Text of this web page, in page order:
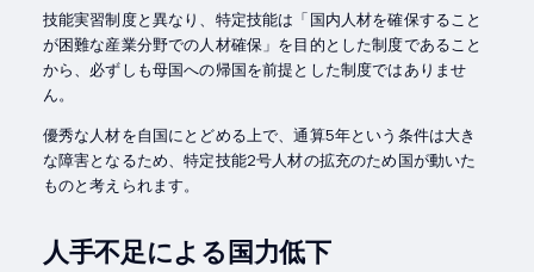
技能実習制度と異なり、特定技能は「国内人材を確保すること
が困難な産業分野での人材確保」を目的とした制度であること
から、必ずしも母国への帰国を前提とした制度ではありませ
ん。
優秀な人材を自国にとどめる上で、通算5年という条件は大き
な障害となるため、特定技能2号人材の拡充のため国が動いた
ものと考えられます。
人手不足による国力低下